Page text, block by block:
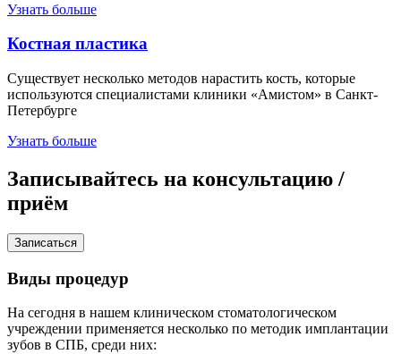
Узнать больше
Костная пластика
Существует несколько методов нарастить кость, которые
используются специалистами клиники «Амистом» в Санкт-
Петербурге
Узнать больше
Записывайтесь на консультацию /
приём
Записаться
Виды процедур
На сегодня в нашем клиническом стоматологическом
учреждении применяется несколько по методик имплантации
зубов в СПБ, среди них: